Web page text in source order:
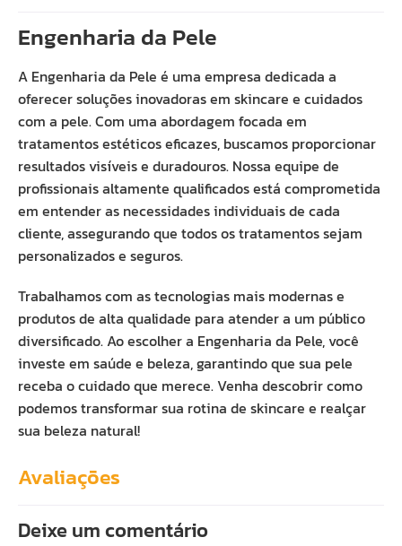
Engenharia da Pele
A Engenharia da Pele é uma empresa dedicada a
oferecer soluções inovadoras em skincare e cuidados
com a pele. Com uma abordagem focada em
tratamentos estéticos eficazes, buscamos proporcionar
resultados visíveis e duradouros. Nossa equipe de
profissionais altamente qualificados está comprometida
em entender as necessidades individuais de cada
cliente, assegurando que todos os tratamentos sejam
personalizados e seguros.
Trabalhamos com as tecnologias mais modernas e
produtos de alta qualidade para atender a um público
diversificado. Ao escolher a Engenharia da Pele, você
investe em saúde e beleza, garantindo que sua pele
receba o cuidado que merece. Venha descobrir como
podemos transformar sua rotina de skincare e realçar
sua beleza natural!
Avaliações
Deixe um comentário